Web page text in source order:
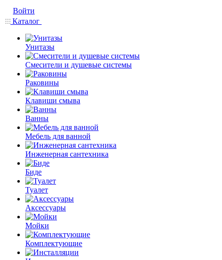
Войти
Каталог
Унитазы
Смесители и душевые системы
Раковины
Клавиши смыва
Ванны
Мебель для ванной
Инженерная сантехника
Биде
Туалет
Аксессуары
Мойки
Комплектующие